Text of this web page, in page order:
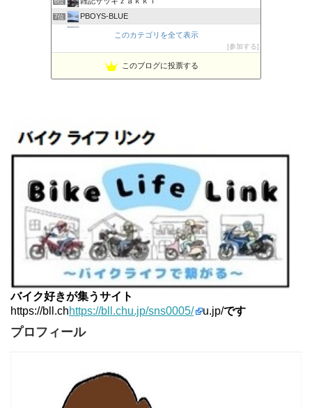
7位 PBOYS-BLUE
kuni's ブログ CB650R備忘録
ビーテック・ジャーニー
11位 MT-07と私。走る
15位 ほんまもん商会
このカテゴリを全て表示
参加する
このブログに投票する
バイク好きが集うサイト
https://bll.chhttps://bll.chu.jp/sns0005/ u.jp/です
プロフィール